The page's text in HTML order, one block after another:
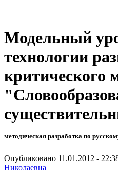
Модельный
технологии
методическая разработка по
Опубликовано 11.01.2012 -
Николаевна